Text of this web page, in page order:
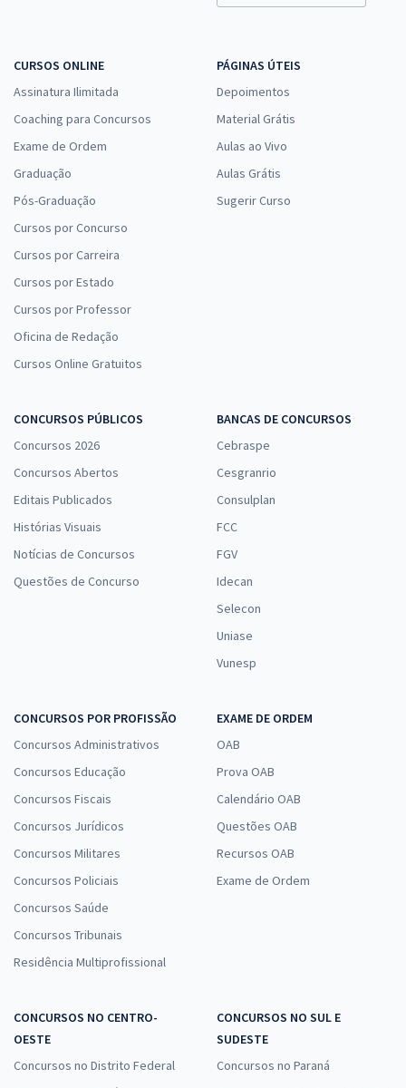
CURSOS ONLINE
Assinatura Ilimitada
Coaching para Concursos
Exame de Ordem
Graduação
Pós-Graduação
Cursos por Concurso
Cursos por Carreira
Cursos por Estado
Cursos por Professor
Oficina de Redação
Cursos Online Gratuitos
PÁGINAS ÚTEIS
Depoimentos
Material Grátis
Aulas ao Vivo
Aulas Grátis
Sugerir Curso
CONCURSOS PÚBLICOS
Concursos 2026
Concursos Abertos
Editais Publicados
Histórias Visuais
Notícias de Concursos
Questões de Concurso
BANCAS DE CONCURSOS
Cebraspe
Cesgranrio
Consulplan
FCC
FGV
Idecan
Selecon
Uniase
Vunesp
CONCURSOS POR PROFISSÃO
Concursos Administrativos
Concursos Educação
Concursos Fiscais
Concursos Jurídicos
Concursos Militares
Concursos Policiais
Concursos Saúde
Concursos Tribunais
Residência Multiprofissional
EXAME DE ORDEM
OAB
Prova OAB
Calendário OAB
Questões OAB
Recursos OAB
Exame de Ordem
CONCURSOS NO CENTRO-
OESTE
Concursos no Distrito Federal
CONCURSOS NO SUL E
SUDESTE
Concursos no Paraná